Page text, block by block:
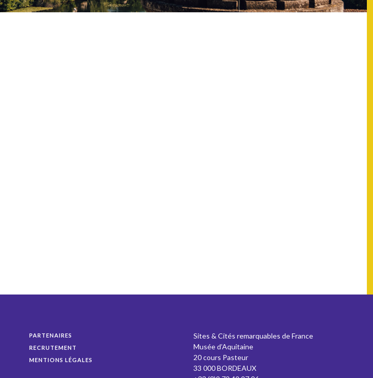
PARTENAIRES
RECRUTEMENT
MENTIONS LÉGALES
Sites & Cités remarquables de France
Musée d’Aquitaine
20 cours Pasteur
33 000 BORDEAUX